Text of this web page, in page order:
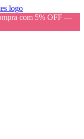
com 5% OFF —